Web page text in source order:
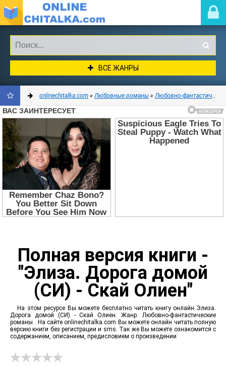
ВСЕ ЖАНРЫ
ДОБАВИТЬ
В
ЗАКЛАДКИ
onlinechitalka.com »Любовные романы »Любовно-фантастические романы
Полная версия книги -
"Элиза. Дорога домой
(СИ) - Скай Олиен"
На этом ресурсе Вы можете бесплатно читать книгу онлайн Элиза.
Дорога домой (СИ) - Скай Олиен. Жанр: Любовно-фантастические
романы . На сайте onlinechitalka.com Вы можете онлайн читать полную
версию книги без регистрации и sms. Так же Вы можете ознакомится с
содержанием, описанием, предисловием о произведении